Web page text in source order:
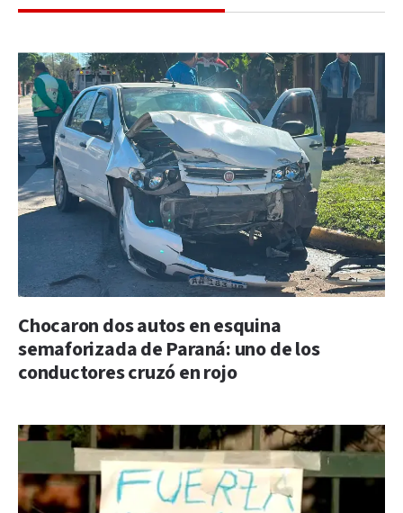
Chocaron dos autos en esquina
semaforizada de Paraná: uno de los
conductores cruzó en rojo